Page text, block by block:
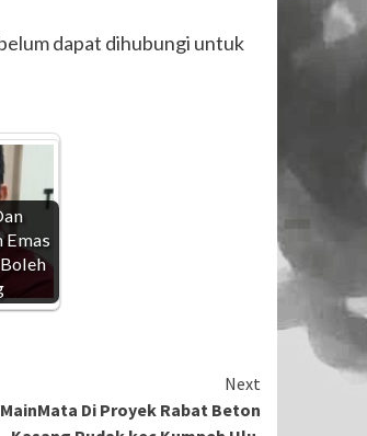
dapat dihubungi untuk
Emas
Next
Di Proyek Rabat Beton